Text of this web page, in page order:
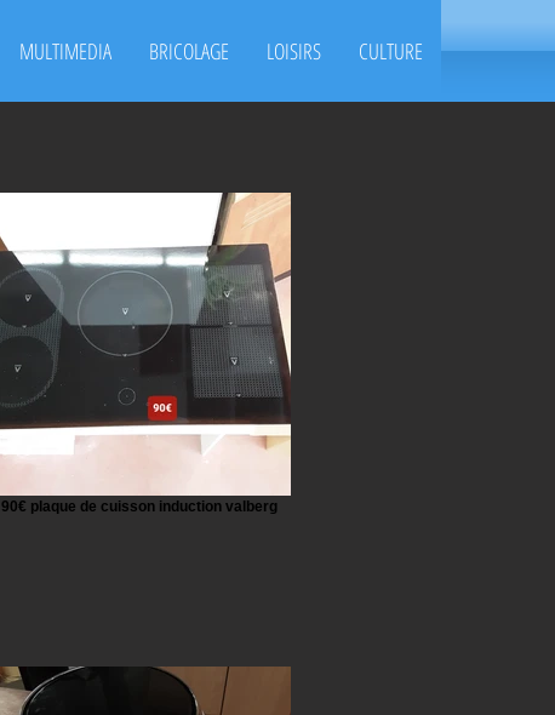
MULTIMEDIA BRICOLAGE LOISIRS CULTURE
90€ plaque de cuisson induction valberg